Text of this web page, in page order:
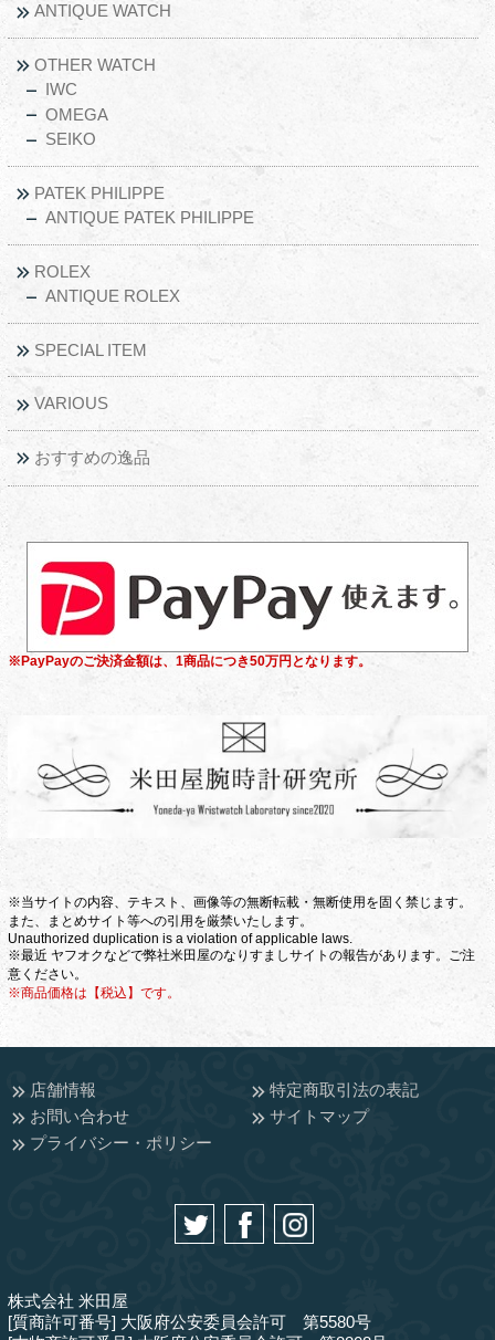
ANTIQUE WATCH
OTHER WATCH
IWC
OMEGA
SEIKO
PATEK PHILIPPE
ANTIQUE PATEK PHILIPPE
ROLEX
ANTIQUE ROLEX
SPECIAL ITEM
VARIOUS
おすすめの逸品
※PayPayのご決済金額は、1商品につき50万円となります。
※当サイトの内容、テキスト、画像等の無断転載・無断使用を固く禁じます。
また、まとめサイト等への引用を厳禁いたします。
Unauthorized duplication is a violation of applicable laws.
※最近 ヤフオクなどで弊社米田屋のなりすましサイトの報告があります。ご注
意ください。
※商品価格は【税込】です。
店舗情報
特定商取引法の表記
お問い合わせ
サイトマップ
プライバシー・ポリシー
株式会社 米田屋
[質商許可番号] 大阪府公安委員会許可 第5580号